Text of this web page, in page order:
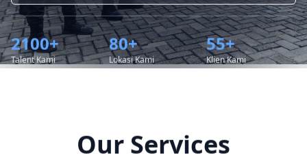
2100+
Talent Kami
80+
Lokasi Kami
55+
Klien Kami
Our Services